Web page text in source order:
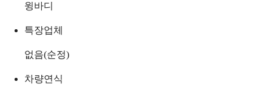
윙바디
특장업체
없음(순정)
차량연식